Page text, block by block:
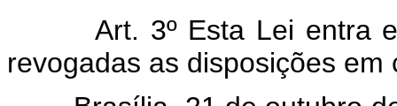
Art. 3º Esta Lei entra
revogadas as disposições em